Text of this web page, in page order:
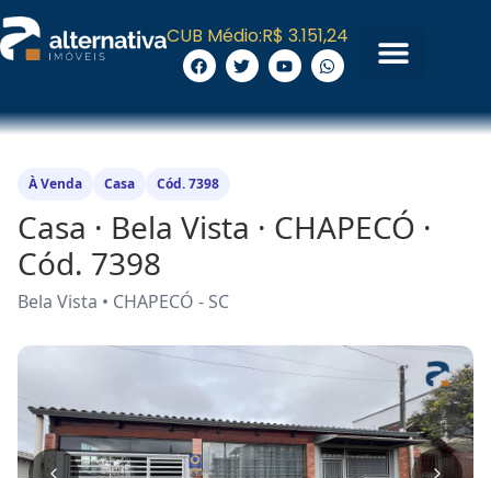
CUB Médio:R$ 3.151,24
À Venda Casa Cód. 7398
Casa · Bela Vista · CHAPECÓ ·
Cód. 7398
Bela Vista • CHAPECÓ - SC